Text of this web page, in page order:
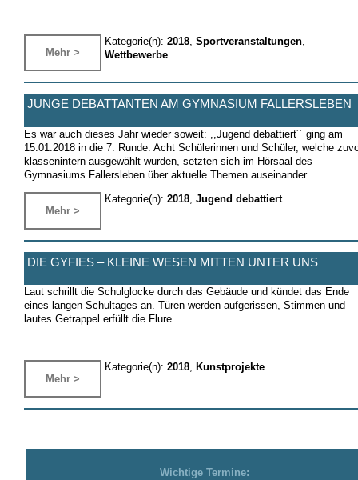
Mehr >
Kategorie(n): 2018 ,Sportveranstaltungen
Wettbewerbe
JUNGE DEBATTANTEN AM GYMNASIUM FALLERSLEBEN
Es war auch dieses Jahr wieder soweit: ,,Jugend debattiert´´ ging am
15.01.2018 in die 7. Runde. Acht Schülerinnen und Schüler, welche
klassenintern ausgewählt wurden, setzten sich im Hörsaal des
Gymnasiums Fallersleben über aktuelle Themen auseinander.
Mehr >
Kategorie(n): 2018 ,Jugend debattiert
DIE GYFIES – KLEINE WESEN MITTEN UNTER UNS
Laut schrillt die Schulglocke durch das Gebäude und kündet das Ende
eines langen Schultages an. Türen werden aufgerissen, Stimmen und
lautes Getrappel erfüllt die Flure…
Mehr >
Kategorie(n): 2018, Kunstprojekte
Wichtige Termine: